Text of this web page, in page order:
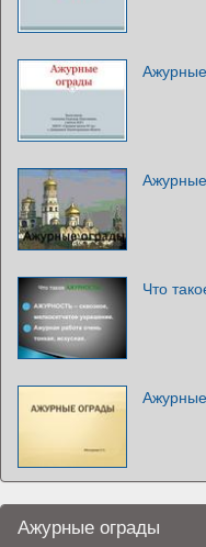
Что
Ажурные ограды